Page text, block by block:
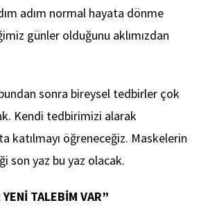
adım normal hayata dönme
günler olduğunu aklımızdan
sonra bireysel tedbirler çok
Kendi tedbirimizi alarak
katılmayı öğreneceğiz. Maskelerin
son yaz bu yaz olacak.
TALEBİM VAR”